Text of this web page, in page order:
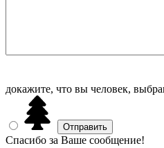
докажите, что вы человек,
Спасибо за Ваше сообщение!